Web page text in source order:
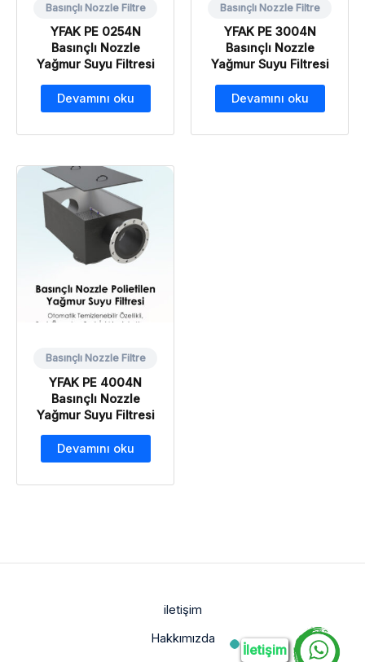
Basınçlı Nozzle Filtre
YFAK PE 0254N
Basınçlı Nozzle
Yağmur Suyu Filtresi
Devamını oku
Basınçlı Nozzle Filtre
YFAK PE 3004N
Basınçlı Nozzle
Yağmur Suyu Filtresi
Devamını oku
Basınçlı Nozzle Filtre
YFAK PE 4004N
Basınçlı Nozzle
Yağmur Suyu Filtresi
Devamını oku
iletişim
Hakkımızda
İletişim